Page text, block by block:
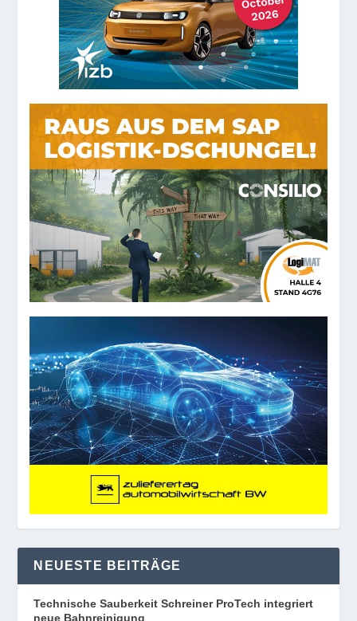
NEUESTE BEITRÄGE
Technische Sauberkeit Schreiner ProTech integriert
neue Bahnreinigung